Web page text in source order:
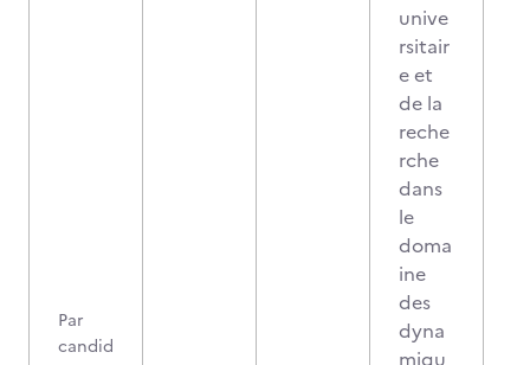
Par
candid
unive
rsitair
e et
de la
reche
rche
dans
le
doma
ine
des
dyna
miqu